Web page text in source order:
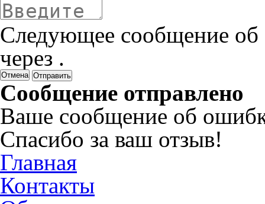
Следующее сообщение об
через .
Отмена
Сообщение отправлено
Ваше сообщение об
Спасибо за ваш отзыв!
Главная
Контакты